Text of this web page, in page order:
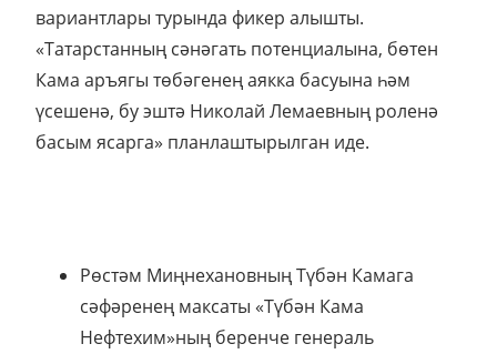
вариантлары турында фикер алышты.
«Татарстанның сәнәгать потенциалына, бөтен
Кама аръягы төбәгенең аякка басуына һәм
үсешенә, бу эштә Николай Лемаевның роленә
басым ясарга» планлаштырылган иде.
Рөстәм Миңнехановның Түбән Камага
сәфәренең максаты «Түбән Кама
Нефтехим»ның беренче генераль